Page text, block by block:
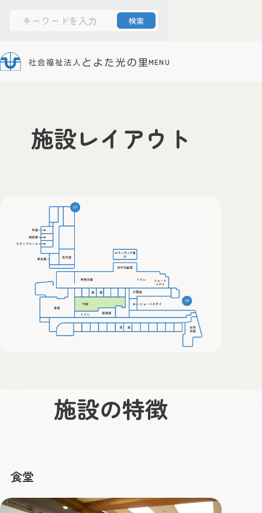
ホーム
とよた光の里について
サービス案内
お申込みからご利用までの流れ
障害者支援センターひかりの丘
サービス案内 施設のご案内
お申込みからご利用までの流れ
採用情報
福利厚生・制度
情報公開
ご相談・
お問い合わせ
障害者支援施設
施設のご案内
施設レイアウト
施設の特徴
食堂